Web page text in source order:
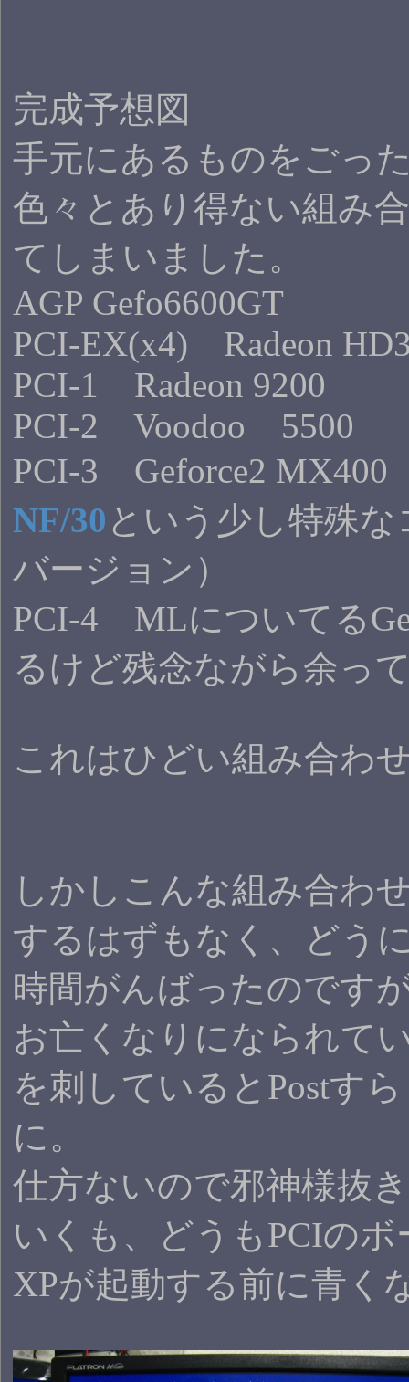
完成予想図
手元にあるものをごっ
色々とあり得ない組み
てしまいました。
AGP Gefo6600GT
PCI-EX(x4) Radeon
PCI-1 Radeon 9200
PCI-2 Voodoo 5500
PCI-3 Geforce2 MX400
NF/30 という少し特殊
バージョン）
PCI-4 MLについてる
るけど残念ながら余っ
これはひどい組み合わ
しかしこんな組み合わ
するはずもなく、どう
時間がんばったのです
お亡くなりになられて
を刺しているとPostす
に。
仕方ないので邪神様抜
いくも、どうもPCIの
XPが起動する前に青く